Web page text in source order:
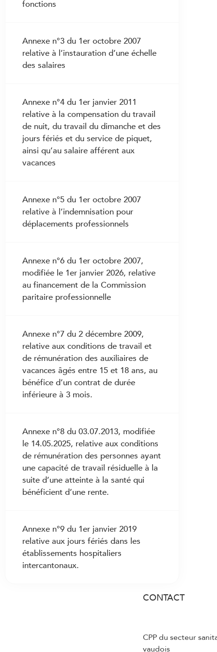
3.15 Congés usuels
3.17 Indemnités pour déplacements
professionnels
3.18 Frais de repas et de logement
3.20 Promotion salariale
3.21 Remplacement dans une fonction
supérieure
3.22 Droits et devoirs en cas de
maladie
3.25 Droits et devoirs en cas de
grossesse et de maternité
3.27 Congé de maternité
3.28 Allaitement
3.28bis Congé d’adoption
3.29bis Congé pour la prise en charge
d’un enfant gravement atteint dans sa
santé
3.29ter Congé pour la prise en charge
de proches
3.30 Droits et devoirs en cas de service
fonctions
Annexe n°3 du 1er octobre 2007
relative à l’instauration d’une échelle
des salaires
Annexe n°4 du 1er janvier 2011
relative à la compensation du travail
de nuit, du travail du dimanche et des
jours fériés et du service de piquet,
ainsi qu’au salaire afférent aux
vacances
Annexe n°5 du 1er octobre 2007
relative à l’indemnisation pour
déplacements professionnels
Annexe n°6 du 1er octobre 2007,
modifiée le 1er janvier 2026, relative
au financement de la Commission
paritaire professionnelle
Annexe n°7 du 2 décembre 2009,
relative aux conditions de travail et
de rémunération des auxiliaires de
vacances âgés entre 15 et 18 ans, au
bénéfice d’un contrat de durée
inférieure à 3 mois.
Annexe n°8 du 03.07.2013, modifiée
le 14.05.2025, relative aux conditions
de rémunération des personnes ayant
une capacité de travail résiduelle à la
suite d’une atteinte à la santé qui
bénéficient d’une rente.
Annexe n°9 du 1er janvier 2019
relative aux jours fériés dans les
établissements hospitaliers
intercantonaux.
CONTACT
CPP du secteur
vaudois